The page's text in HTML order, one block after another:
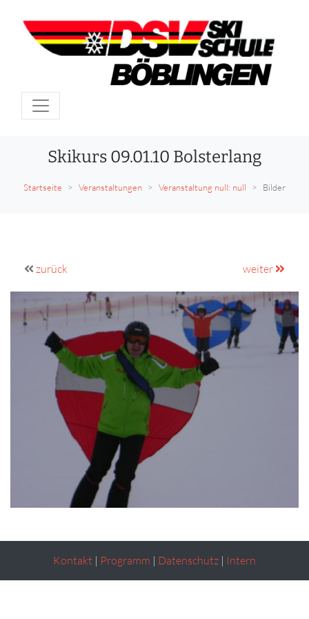
Skikurs 09.01.10 Bolsterlang
Startseite Veranstaltungen Veranstaltung null: null Bilder
zurück weiter
Kontakt | Programm | Datenschutz | Intern